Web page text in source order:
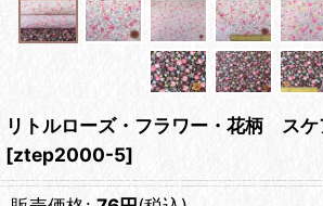
リトルローズ・フラワー・花柄 スケ
[ztep2000-5]